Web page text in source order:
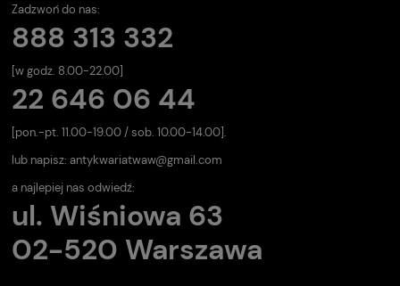
Zadzwoń do nas:
888 313 332
[w godz. 8.00-22.00]
22 646 06 44
[pon.-pt. 11.00-19.00 / sob. 10.00-14.00].
lub napisz: antykwariatwaw@gmail.com
a najlepiej nas odwiedź:
ul. Wiśniowa 63
02-520 Warszawa